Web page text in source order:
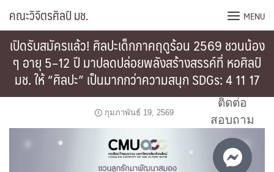
content
คณะวิจิตรศิลป์ มช. MENU
เปิดรับสมัครแล้ว! ศิลปะเด็กภาคฤดูร้อน 2569 ชวนน้อง
ๆ อายุ 5–12 ปี มาปลดปล่อยพลังสร้างสรรค์ที่ หอศิลป์
มช. ให้ “ศิลปะ” เป็นมากกว่าความสนุก SDGs: 4 11 17
กุมภาพันธ์ 19, 2569
ติดต่อ
สอบถาม